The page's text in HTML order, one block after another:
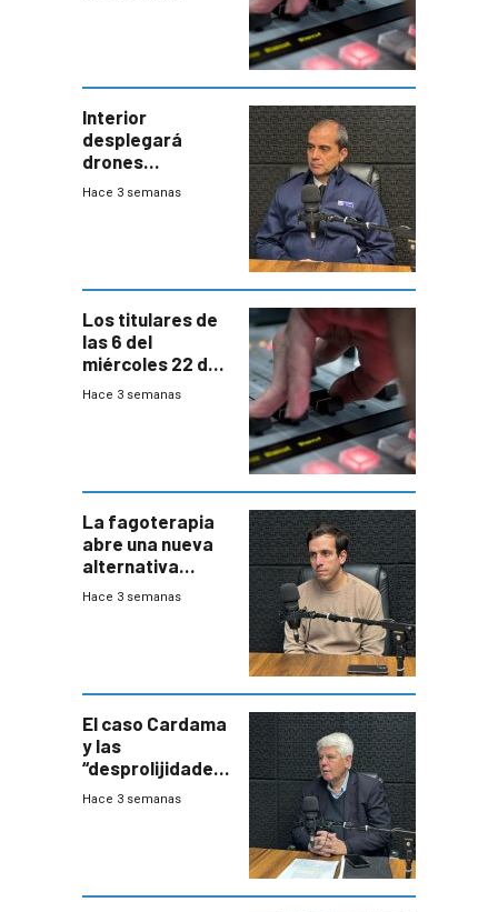
Interior
desplegará
drones
autónomos para
Hace 3 semanas
Los titulares de
las 6 del
miércoles 22 de
julio de 2026
Hace 3 semanas
La fagoterapia
abre una nueva
alternativa
contra bacterias
innovadora
Hace 3 semanas
El caso Cardama
y las
“desprolijidades”
que la
Hace 3 semanas